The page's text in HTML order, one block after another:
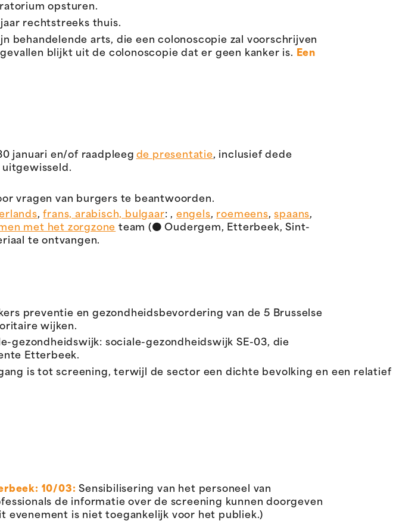
opsturen.
rechtstreeks thuis.
behandelende arts, die een colonoscopie zal voorschrijven
blijkt uit de colonoscopie dat er geen kanker is.
Een
januari en/of raadpleeg de presentatie, inclusief dede
uitgewisseld.
vragen van burgers te beantwoorden.
,frans, arabisch, bulgaar: , engels, roemeens,spaans,
met het zorgzone team (🟠Oudergem, Etterbeek, Sint-
te ontvangen.
preventie en gezondheidsbevordering van de 5 Brusselse
wijken.
gezondheidswijk: sociale-gezondheidswijk SE-03, die
Etterbeek.
is tot screening, terwijl de sector een dichte bevolking en een
10/03: Sensibilisering van het personeel
van
de informatie over de screening kunnendoorgeven
evenement is niettoegankelijk voor het publiek.)